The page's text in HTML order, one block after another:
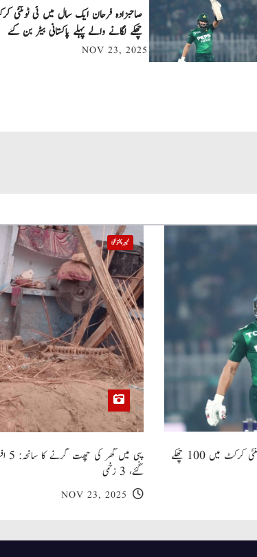
چھکے لگانے والے پہلے پاکستانی بیٹر بن گئے
NOV 23, 2025
صاحبزادہ فرحان ایک سال میں ٹی ٹوئنٹی کرکٹ میں 100 چھکے
خیبر پختونخوا
گئے، 3 زخمی
NOV 23, 2025